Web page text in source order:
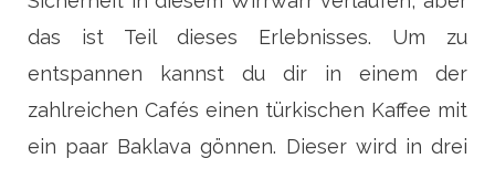
das ist Teil dieses Erlebnisses. Um zu
entspannen kannst du dir in einem der
zahlreichen Cafés einen türkischen Kaffee mit
ein paar Baklava gönnen. Dieser wird in drei